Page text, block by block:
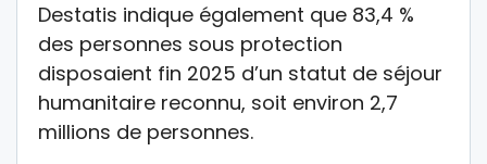
Destatis indique également que 83,4 %
des personnes sous protection
disposaient fin 2025 d’un statut de séjour
humanitaire reconnu, soit environ 2,7
millions de personnes.